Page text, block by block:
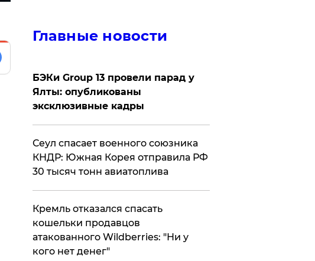
Главные новости
​БЭКи Group 13 провели парад у
Ялты: опубликованы
эксклюзивные кадры
​Сеул спасает военного союзника
КНДР: Южная Корея отправила РФ
30 тысяч тонн авиатоплива
Кремль отказался спасать
кошельки продавцов
атакованного Wildberries: "Ни у
кого нет денег"